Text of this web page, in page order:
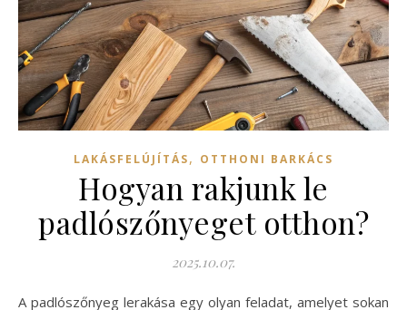
LAKÁSFELÚJÍTÁS, OTTHONI BARKÁCS
Hogyan rakjunk le
padlószőnyeget otthon?
2025.10.07.
A padlószőnyeg lerakása egy olyan feladat, amelyet sokan